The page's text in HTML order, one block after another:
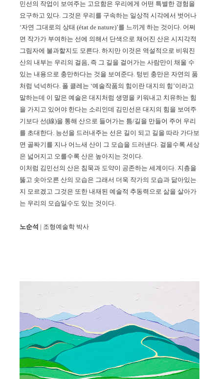
민선의 작업이 보여주는 고요함은 우리에게 어떤 특별한 경험을
요구하고 있다 그것은 우리를 구속하는 일상적 시각에서 벗어나
‘자연 그대로의 상태 (état de nature)’를 느끼게 하는 것이다 어쩌
면 작가가 부여하는 선에 의해서 단색으로 채어진 산은 시지각적
그림자에 불과할지도 모른다 하지만 이것은 역설적으로 비워진
산의 내부는 우리의 걸음 즉 그 길을 걸어가는 사람만이 채울 수
있는 내용으로 충만하다는 것을 보여준다 텅빈 충만은 자연의 품
처럼 넉넉하다 폴 클레는 ‘예술작품의 힘이란 대지의 힘 ’이라고
말하는데 이 말은 예술은 대지처럼 생명을 키워내고 치유하는 힘
을 가지고 있어야 한다는 소리인데 김민선은 대지의 힘을 보여주
기보다 선(線)을 통해 산으로 들어가는 틈/길을 만들어 주어 우리
를 초대한다 능선을 드러내주는 선은 길이 되고 길을 따라 가다보
면 골짜기를 지나 어느새 산이 그 모습을 드러낸다 걸을수록 세상
은 넓어지고 오를수록 산은 높아지는 것이다
이처럼 김민선의 산은 침묵과 도약이 공존하는 세계이다 지층을
뚫고 솟아오른 산의 모습은 그래서 더욱 작가의 모습과 닮아있는
지 모르겠고 그것은 또한 내재된 예술적 추동력으로 삶을 살아가
는 우리의 모습일수도 있는 것이다
노순석 | 조형예술학 박사